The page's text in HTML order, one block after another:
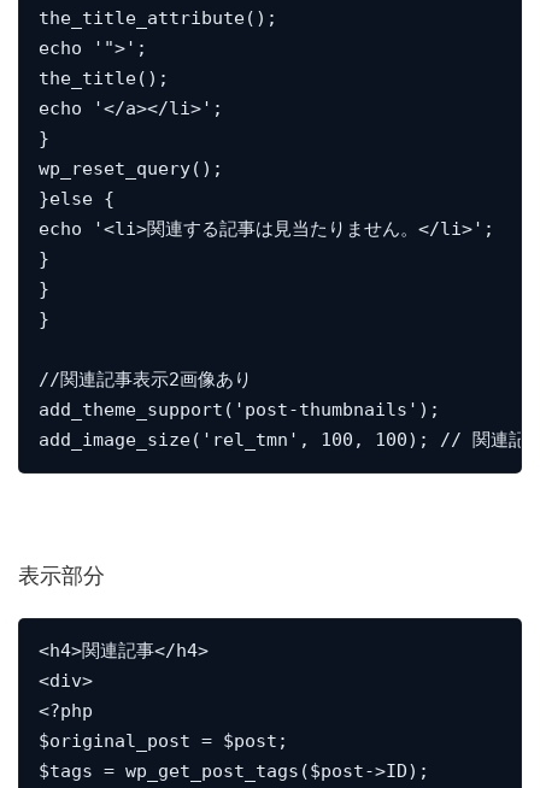
the_title_attribute();
echo '">';
the_title();
echo '</a></li>';
}
wp_reset_query();
}else {
echo '<li>関連する記事は見当たりません。</li>';
}
}
}
//関連記事表示2画像あり
add_theme_support('post-thumbnails');
add_image_size('rel_tmn', 100, 100); // 関連記事
表示部分
<h4>関連記事</h4>
<div>
<?php
$original_post = $post;
$tags = wp_get_post_tags($post->ID);